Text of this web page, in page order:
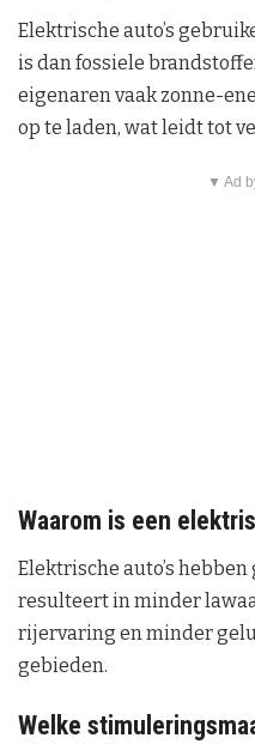
Elektrische auto’s
is dan fossiele
eigenaren vaak zonne-
op te laden, wat leidt tot
▼ Ad
Waarom is een
Elektrische auto’s
resulteert in minder
rijervaring en minder
gebieden.
Welke